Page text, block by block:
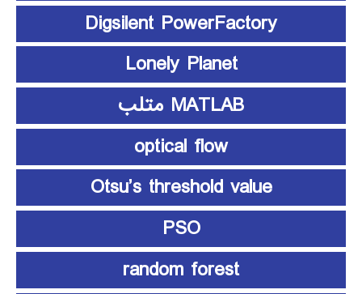
Digsilent PowerFactory
Lonely Planet
MATLAB متلب
optical flow
Otsu’s threshold value
PSO
random forest